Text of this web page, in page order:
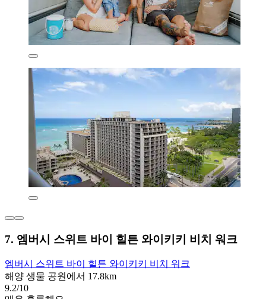
7. 엠버시 스위트 바이 힐튼 와이키키 비치 워크
엠버시 스위트 바이 힐튼 와이키키 비치 워크
해양 생물 공원에서 17.8km
9.2/10